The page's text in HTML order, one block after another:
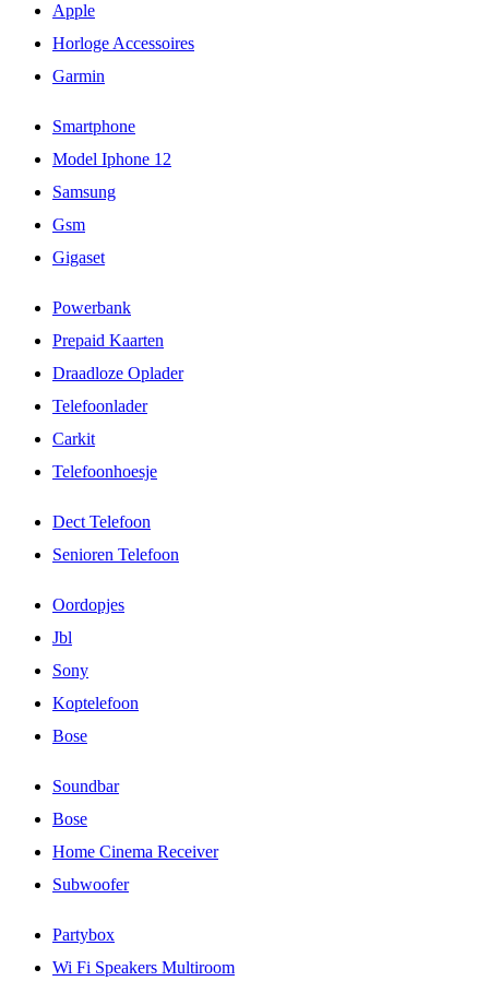
Apple
Horloge Accessoires
Garmin
Smartphone
Model Iphone 12
Samsung
Gsm
Gigaset
Powerbank
Prepaid Kaarten
Draadloze Oplader
Telefoonlader
Carkit
Telefoonhoesje
Dect Telefoon
Senioren Telefoon
Oordopjes
Jbl
Sony
Koptelefoon
Bose
Soundbar
Bose
Home Cinema Receiver
Subwoofer
Partybox
Wi Fi Speakers Multiroom